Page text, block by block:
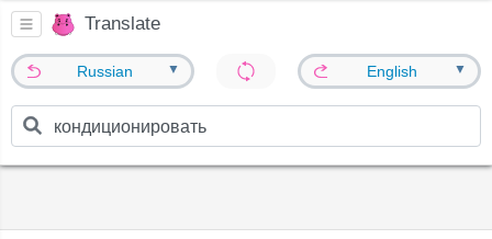
Translate
Russian ▼ English ▼